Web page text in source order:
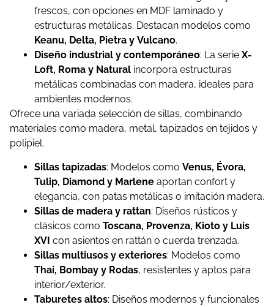
frescos, con opciones en MDF laminado y
estructuras metálicas. Destacan modelos como
Keanu, Delta, Pietra y Vulcano.
Diseño industrial y contemporáneo: La serie X-
Loft, Roma y Natural incorpora estructuras
metálicas combinadas con madera, ideales para
ambientes modernos.
Ofrece una variada selección de sillas, combinando
materiales como madera, metal, tapizados en tejidos y
polipiel.
Sillas tapizadas: Modelos como Venus, Évora,
Tulip, Diamond y Marlene aportan confort y
elegancia, con patas metálicas o imitación madera.
Sillas de madera y rattan: Diseños rústicos y
clásicos como Toscana, Provenza, Kioto y Luis
XVI con asientos en rattán o cuerda trenzada.
Sillas multiusos y exteriores: Modelos como
Thai, Bombay y Rodas, resistentes y aptos para
interior/exterior.
Taburetes altos: Diseños modernos y funcionales